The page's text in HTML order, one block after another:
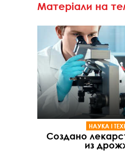
Матеріали на
НАУКА І
Создано
из